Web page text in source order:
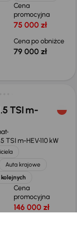
Cena
promocyjna
75 000 zł
Cena po obniżce
79 000 zł
TSI m-
TSI m-HEV110 kW
Auta krajowe
kolejnych
Cena
promocyjna
146 000 zł